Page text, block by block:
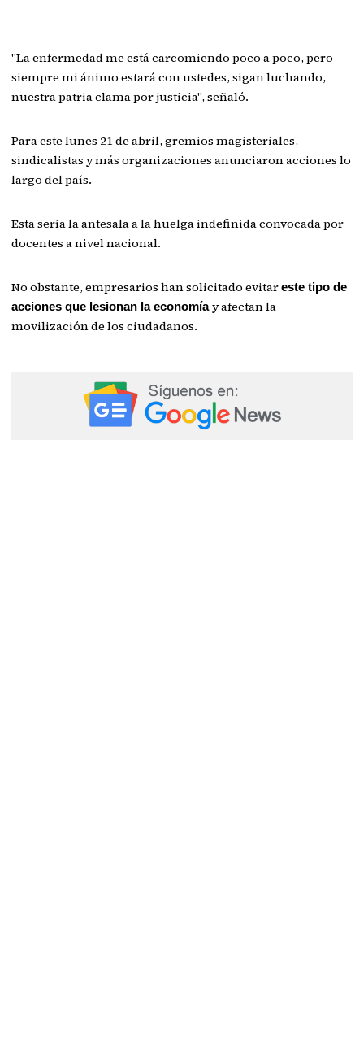
"La enfermedad me está carcomiendo poco a poco, pero
siempre mi ánimo estará con ustedes, sigan luchando,
nuestra patria clama por justicia", señaló.
Para este lunes 21 de abril, gremios magisteriales,
sindicalistas y más organizaciones anunciaron acciones lo
largo del país.
Esta sería la antesala a la huelga indefinida convocada por
docentes a nivel nacional.
No obstante, empresarios han solicitado evitareste tipo de
acciones que lesionan la economíay afectan la
movilización de los ciudadanos.